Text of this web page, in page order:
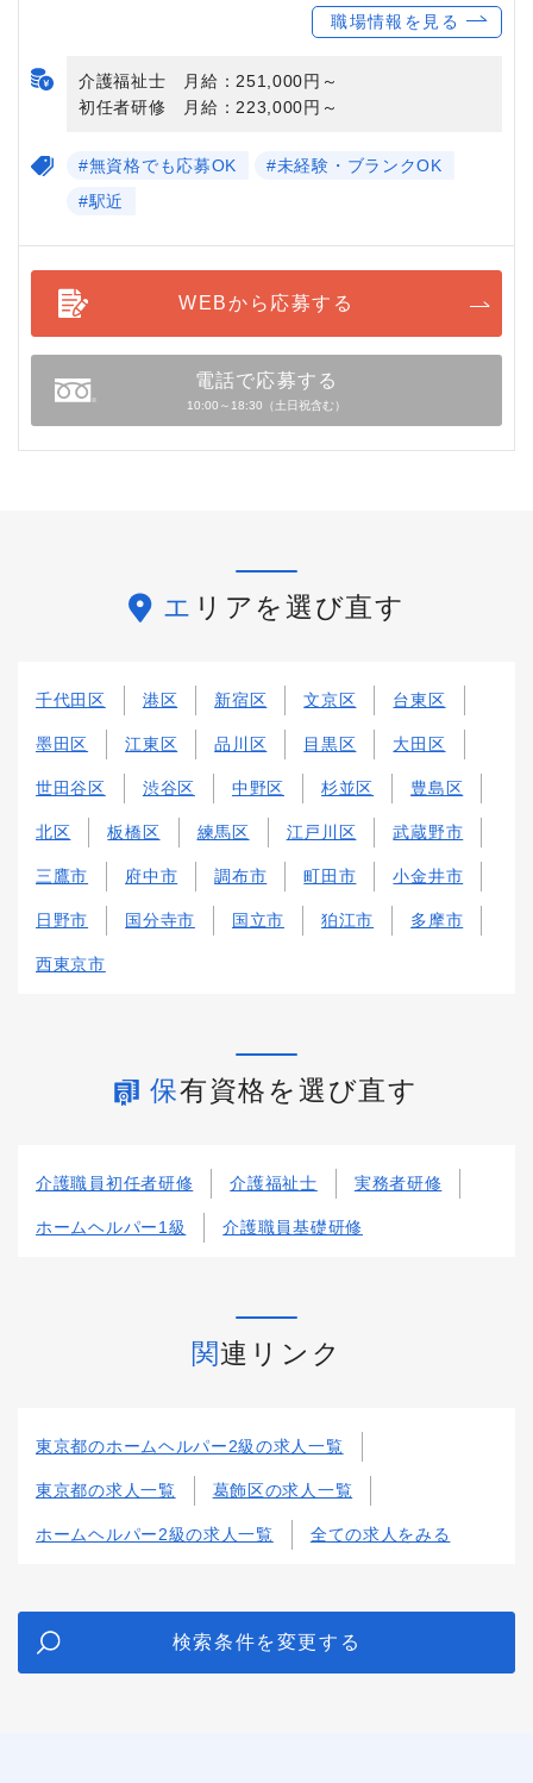
職場情報を見る
介護福祉士 月給：251,000円～
初任者研修 月給：223,000円～
#無資格でも応募OK
#未経験・ブランクOK
#駅近
WEBから応募する
電話で応募する
10:00～18:30（土日祝含む）
エリアを選び直す
千代田区 港区 新宿区 文京区 台東区
墨田区 江東区 品川区 目黒区 大田区
世田谷区 渋谷区 中野区 杉並区 豊島区
北区 板橋区 練馬区 江戸川区 武蔵野市
三鷹市 府中市 調布市 町田市 小金井市
日野市 国分寺市 国立市 狛江市 多摩市
西東京市
保有資格を選び直す
介護職員初任者研修 介護福祉士 実務者研修
ホームヘルパー1級 介護職員基礎研修
関連リンク
東京都のホームヘルパー2級の求人一覧
東京都の求人一覧 葛飾区の求人一覧
ホームヘルパー2級の求人一覧 全ての求人をみる
検索条件を変更する